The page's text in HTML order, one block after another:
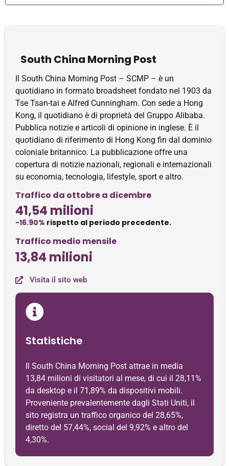
South China Morning Post
Il South China Morning Post – SCMP – è un
quotidiano in formato broadsheet fondato nel 1903 da
Tse Tsan-tai e Alfred Cunningham. Con sede a Hong
Kong, il quotidiano è di proprietà del Gruppo Alibaba.
Pubblica notizie e articoli di opinione in inglese. È il
quotidiano di riferimento di Hong Kong fin dal dominio
coloniale britannico. La pubblicazione offre una
copertura di notizie nazionali, regionali e internazionali
su economia, tecnologia, lifestyle, sport e altro.
Traffico da ottobre a dicembre
41,54 milioni
-16.90% rispetto al periodo precedente.
Traffico medio mensile
13,84 milioni
Visita il sito web
Statistiche
Il South China Morning Post attrae in media
13,84 milioni di visitatori al mese, di cui il 28,11%
da desktop e il 71,89% da dispositivi mobili.
Proveniente prevalentemente dagli Stati Uniti, il
sito registra un traffico organico del 28,65%,
diretto del 57,44%, social del 9,92% e altro del
4,30%.